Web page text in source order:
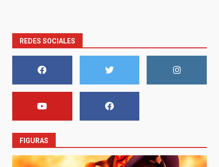
REDES SOCIALES
FIGURAS